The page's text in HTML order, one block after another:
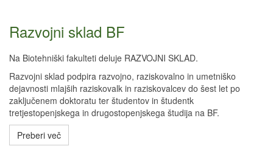
Razvojni sklad BF
Na Biotehniški fakulteti deluje RAZVOJNI SKLAD.
Razvojni sklad podpira razvojno, raziskovalno in umetniško
dejavnosti mlajših raziskovalk in raziskovalcev do šest let po
zaključenem doktoratu ter študentov in študentk
tretjestopenjskega in drugostopenjskega študija na BF.
Preberi več